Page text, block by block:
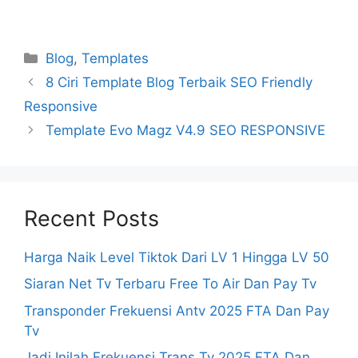
Categories
Blog,Templates
8 Ciri Template Blog Terbaik SEO Friendly
Responsive
Template Evo Magz V4.9 SEO RESPONSIVE
Recent Posts
Harga Naik Level Tiktok Dari LV 1 Hingga LV 50
Siaran Net Tv Terbaru Free To Air Dan Pay Tv
Transponder Frekuensi Antv 2025 FTA Dan Pay
Tv